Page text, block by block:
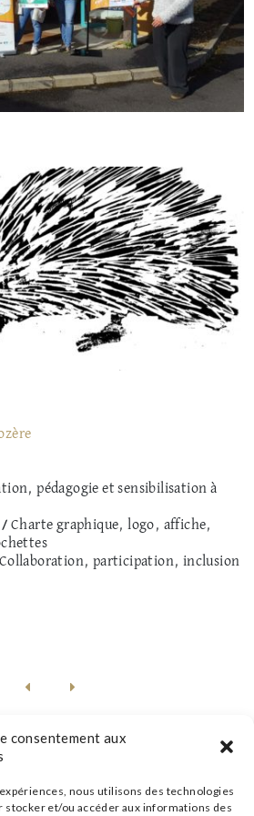
consentement aux
nous utilisons des technologies
stocker et/ou accéder aux informations des
pédagogie et sensibilisation à
/Charte graphique, logo, affiche,
Collaboration, participation, inclusion